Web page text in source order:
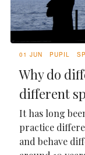
01 JUN PUPIL
Why do
different
It has long
practice
and behave